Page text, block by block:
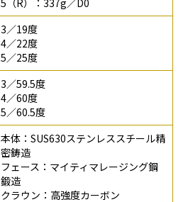
3／19度
4／22度
5／25度
3／59.5度
4／60度
5／60.5度
本体：SUS630ステンレススチール精
密鋳造
フェース：マイティマレージング鋼
鍛造
クラウン：高強度カーボン